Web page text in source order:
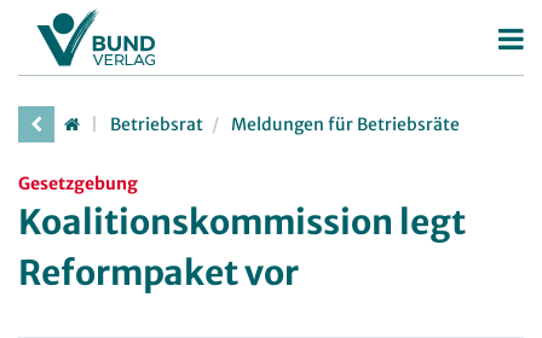
Betriebsrat
Betriebsratsarbeit
Mitbestimmung
Arbeitsschutz
Betriebsrat Meldungen für Betriebsräte
Gesetzgebung
Koalitionskommission legt
Reformpaket vor